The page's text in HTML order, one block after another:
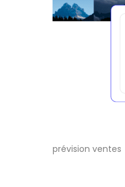
prévision ventes